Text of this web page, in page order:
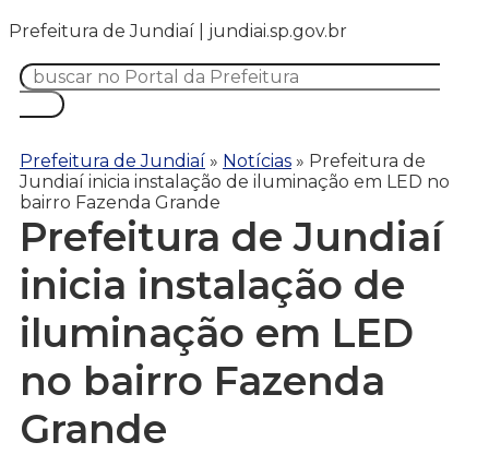
Prefeitura de Jundiaí | jundiai.sp.gov.br
Prefeitura de Jundiaí » Notícias » Prefeitura de
Jundiaí inicia instalação de iluminação em LED no
bairro Fazenda Grande
Prefeitura de Jundiaí
inicia instalação de
iluminação em LED
no bairro Fazenda
Grande